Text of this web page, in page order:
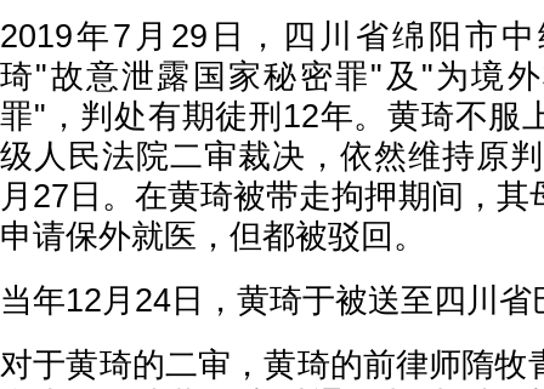
2019年7月29日，四川省绵阳市
琦"故意泄露国家秘密罪"及"为境
罪"，判处有期徒刑12年。黄琦不服
级人民法院二审裁决，依然维持原
月27日。在黄琦被带走拘押期间，
申请保外就医，但都被驳回。
当年12月24日，黄琦于被送至四川
对于黄琦的二审，黄琦的前律师隋牧